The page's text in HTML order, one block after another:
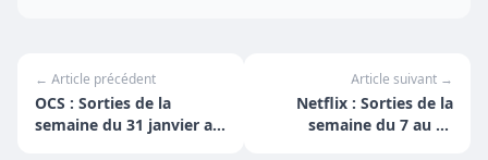
← Article précédent
OCS : Sorties de la
semaine du 31 janvier au
Article suivant →
Netflix : Sorties de la
semaine du 7 au 13